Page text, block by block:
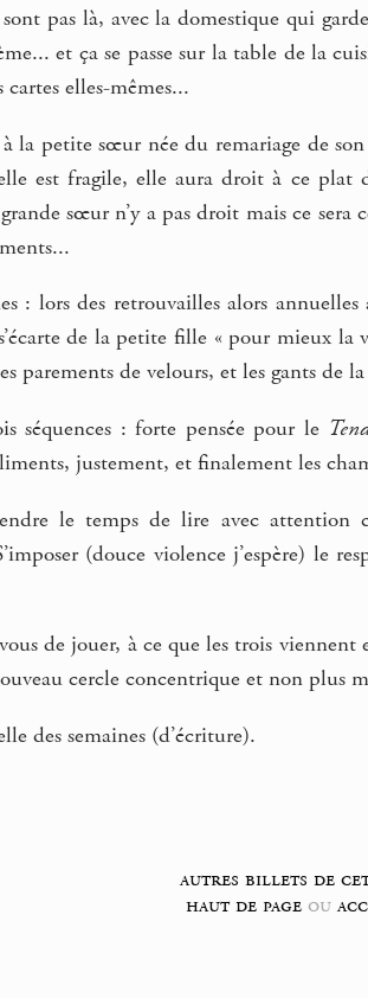
pas là, avec la domestique qui
et ça se passe sur la table de la
elles-mêmes...
la petite sœur née du remariage de
est fragile, elle aura droit à ce plat
sœur n’y a pas droit mais ce
: lors des retrouvailles alors
s’écarte de la petite fille « pour mieux
parements de velours, et les gants de
séquences : forte pensée pour le
justement, et finalement les
le temps de lire avec attention
(douce violence j’espère) le
de jouer, à ce que les trois
cercle concentrique et non plus
des semaines (d’écriture).
autres billets de
haut de pageou